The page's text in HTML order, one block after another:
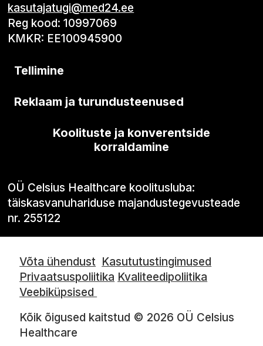
kasutajatugi@med24.ee
Reg kood: 10997069
KMKR: EE100945900
Tellimine
Reklaam ja turundusteenused
Koolituste ja konverentside
korraldamine
OÜ Celsius Healthcare koolitusluba:
täiskasvanuhariduse majandustegevusteade
nr. 255122
Võta ühendust Kasututustingimused
Privaatsuspoliitika Kvaliteedipoliitika
Veebiküpsised
Kõik õigused kaitstud © 2026 OÜ Celsius
Healthcare